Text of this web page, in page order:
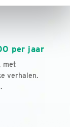
per jaar
met
verhalen.